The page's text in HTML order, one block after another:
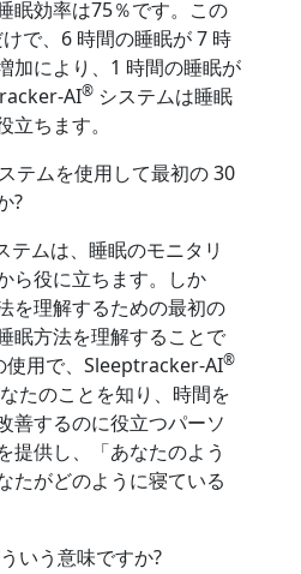
眠効率は75％です。この
で、6 時間の睡眠が 7 時
加により、1 時間の睡眠が
AI® システムは睡眠
ちます。
テムを使用して最初の 30
?
テムは、睡眠のモニタリ
ら役に立ちます。しか
を理解するための最初の
眠方法を理解することで
使用で、Sleeptracker-AI®
たのことを知り、時間を
善するのに役立つパーソ
提供し、「あなたのよう
たがどのように寝ている
いう意味ですか?